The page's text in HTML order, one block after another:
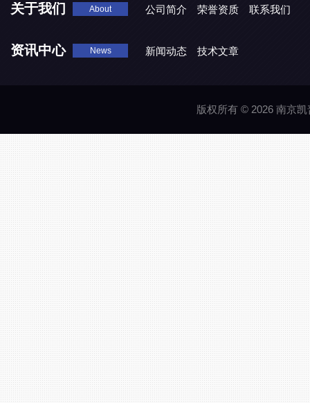
关于我们 About 公司简介 荣誉资质 联系我们
资讯中心 News 新闻动态 技术文章
版权所有 © 2026 南京